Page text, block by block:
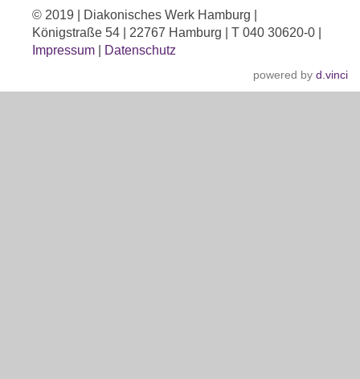
© 2019 | Diakonisches Werk Hamburg |
Königstraße 54 | 22767 Hamburg | T 040 30620-0 |
Impressum
Datenschutz
powered by d.vinci